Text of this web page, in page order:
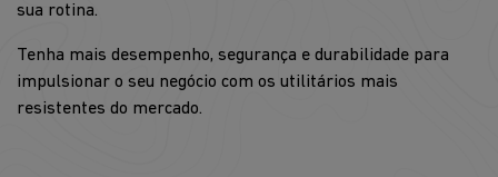
sua rotina.
Tenha mais desempenho, segurança e durabilidade para
impulsionar o seu negócio com os utilitários mais
resistentes do mercado.